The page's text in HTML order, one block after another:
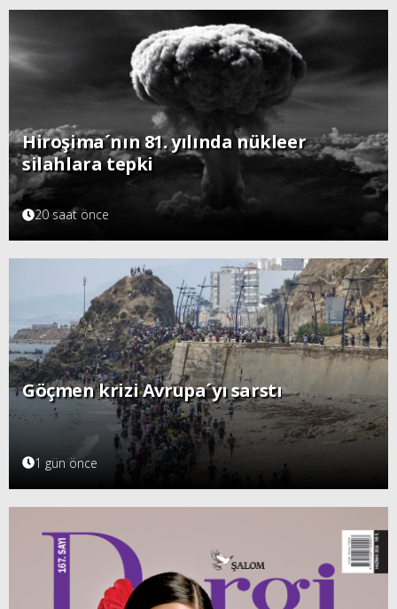
Hiroşima´nın 81. yılında nükleer
silahlara tepki
20 saat önce
Göçmen krizi Avrupa´yı sarstı
1 gün önce